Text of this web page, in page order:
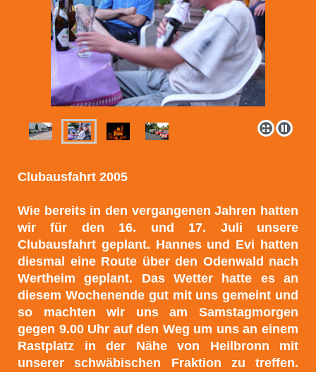
Clubausfahrt 2005
Wie bereits in den vergangenen Jahren hatten
wir für den 16. und 17. Juli unsere
Clubausfahrt geplant. Hannes und Evi hatten
diesmal eine Route über den Odenwald nach
Wertheim geplant. Das Wetter hatte es an
diesem Wochenende gut mit uns gemeint und
so machten wir uns am Samstagmorgen
gegen 9.00 Uhr auf den Weg um uns an einem
Rastplatz in der Nähe von Heilbronn mit
unserer schwäbischen Fraktion zu treffen.